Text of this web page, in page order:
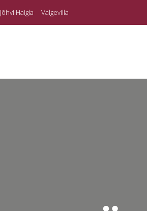
Jõhvi Haigla Valgevilla